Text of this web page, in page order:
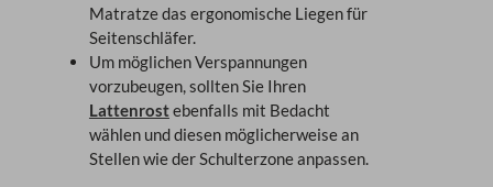
Matratze das ergonomische Liegen für
Seitenschläfer.
Um möglichen Verspannungen
vorzubeugen, sollten Sie Ihren
Lattenrostebenfalls mit Bedacht
wählen und diesen möglicherweise an
Stellen wie der Schulterzone anpassen.